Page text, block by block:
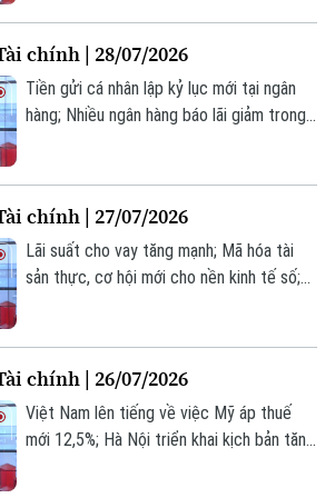
tin hôm nay.
chính | 28/07/2026
Tiền gửi cá nhân lập kỷ lục mới tại ngân
hàng; Nhiều ngân hàng báo lãi giảm trong
nay.
chính | 27/07/2026
Lãi suất cho vay tăng mạnh; Mã hóa tài
sản thực, cơ hội mới cho nền kinh tế số;
chính | 26/07/2026
Việt Nam lên tiếng về việc Mỹ áp thuế
mới 12,5%; Hà Nội triển khai kịch bản tăng